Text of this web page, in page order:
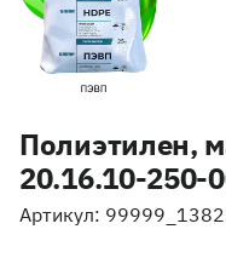
Полиэтилен,
20.16.10-250-
Артикул: